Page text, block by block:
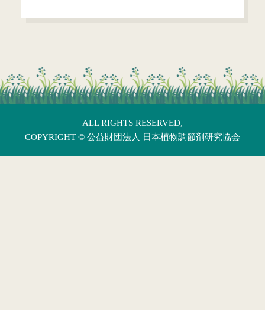
ALL RIGHTS RESERVED,
COPYRIGHT © 公益財団法人 日本植物調節剤研究協会